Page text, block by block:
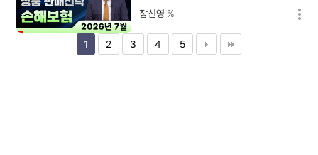
장신영 %
1 2 3 4 5